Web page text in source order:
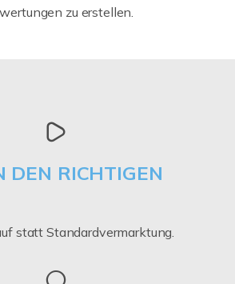
zu erstellen.
DEN RICHTIGEN
statt Standardvermarktung.